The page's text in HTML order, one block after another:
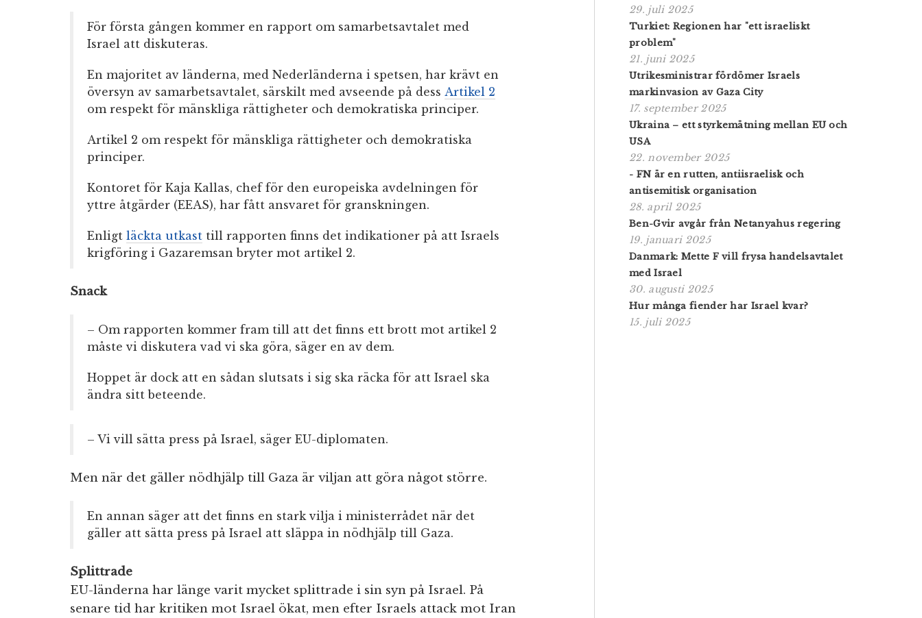
För första gången kommer en rapport om samarbetsavtalet med
Israel att diskuteras.
En majoritet av länderna, med Nederländerna i spetsen, har krävt en
översyn av samarbetsavtalet, särskilt med avseende på dess Artikel 2
om respekt för mänskliga rättigheter och demokratiska principer.
Artikel 2 om respekt för mänskliga rättigheter och demokratiska
principer.
Kontoret för Kaja Kallas, chef för den europeiska avdelningen för
yttre åtgärder (EEAS), har fått ansvaret för granskningen.
Enligt läckta utkast till rapporten finns det indikationer på att Israels
krigföring i Gazaremsan bryter mot artikel 2.
Snack
– Om rapporten kommer fram till att det finns ett brott mot artikel 2
måste vi diskutera vad vi ska göra, säger en av dem.
Hoppet är dock att en sådan slutsats i sig ska räcka för att Israel ska
ändra sitt beteende.
– Vi vill sätta press på Israel, säger EU-diplomaten.
Men när det gäller nödhjälp till Gaza är viljan att göra något större.
En annan säger att det finns en stark vilja i ministerrådet när det
gäller att sätta press på Israel att släppa in nödhjälp till Gaza.
Splittrade
EU-länderna har länge varit mycket splittrade i sin syn på Israel. På
senare tid har kritiken mot Israel ökat, men efter Israels attack mot Iran
29. juli 2025
Turkiet: Regionen har "ett israeliskt
problem"
21. juni 2025
Utrikesministrar fördömer Israels
markinvasion av Gaza City
17. september 2025
Ukraina – ett styrkemätning mellan EU och
USA
22. november 2025
- FN är en rutten, antiisraelisk och
antisemitisk organisation
28. april 2025
Ben-Gvir avgår från Netanyahus regering
19. januari 2025
Danmark: Mette F vill frysa handelsavtalet
med Israel
30. augusti 2025
Hur många fiender har Israel kvar?
15. juli 2025